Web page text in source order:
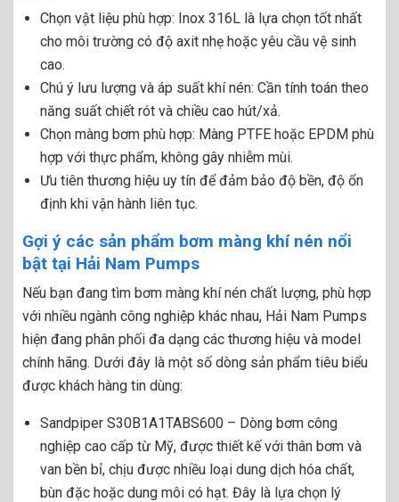
Chọn vật liệu phù hợp: Inox 316L là lựa chọn tốt nhất
cho môi trường có độ axit nhẹ hoặc yêu cầu vệ sinh
cao.
Chú ý lưu lượng và áp suất khí nén: Cần tính toán theo
năng suất chiết rót và chiều cao hút/xả.
Chọn màng bơm phù hợp: Màng PTFE hoặc EPDM phù
hợp với thực phẩm, không gây nhiễm mùi.
Ưu tiên thương hiệu uy tín để đảm bảo độ bền, độ ổn
định khi vận hành liên tục.
Gợi ý các sản phẩm bơm màng khí nén nổi
bật tại Hải Nam Pumps
Nếu bạn đang tìm bơm màng khí nén chất lượng, phù hợp
với nhiều ngành công nghiệp khác nhau, Hải Nam Pumps
hiện đang phân phối đa dạng các thương hiệu và model
chính hãng. Dưới đây là một số dòng sản phẩm tiêu biểu
được khách hàng tin dùng:
Sandpiper S30B1A1TABS600 – Dòng bơm công
nghiệp cao cấp từ Mỹ, được thiết kế với thân bơm và
van bền bỉ, chịu được nhiều loại dung dịch hóa chất,
bùn đặc hoặc dung môi có hạt. Đây là lựa chọn lý